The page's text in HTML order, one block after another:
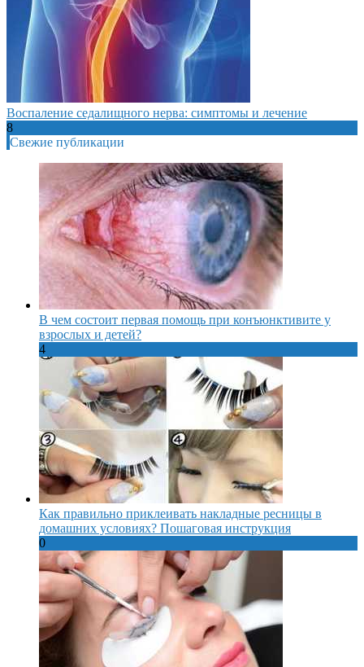
Воспаление седалищного нерва: симптомы и лечение
8
Свежие публикации
В чем состоит первая помощь при конъюнктивите у
взрослых и детей?
4
Как правильно приклеивать накладные ресницы в
домашних условиях? Пошаговая инструкция
0